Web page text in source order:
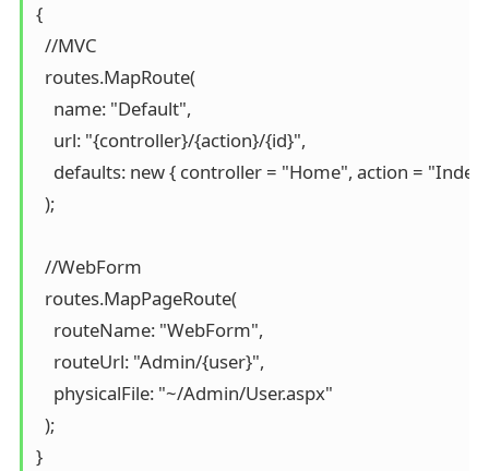
{
  //MVC
  routes.MapRoute(
    name: "Default",
    url: "{controller}/{action}/{id}",
defaults: new { controller = "Home", action =
  );
  //WebForm
  routes.MapPageRoute(
    routeName: "WebForm",
    routeUrl: "Admin/{user}",
    physicalFile: "~/Admin/User.aspx"
  );
}